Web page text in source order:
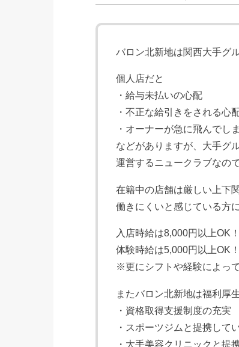
バロン北新地は関西大手グ
個人店だと
・給与未払いの心配
・不正な給引きをされる心
・オーナーが急に飛んでし
などがありますが、大手グ
運営するニュークラブなの
在籍中の店舗は厳しい上下
働きにくいと感じている方
入店時給は8,000円以上OK！
体験時給は5,000円以上OK！
※更にシフトや経験によっ
またバロン北新地は福利厚
・資格取得支援制度の充実
・スポーツジムと提携して
・大手美容クリニックと提